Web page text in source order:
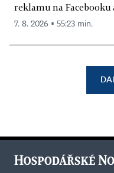
reklamu na Facebooku
7. 8. 2026 ▪ 55:23 min.